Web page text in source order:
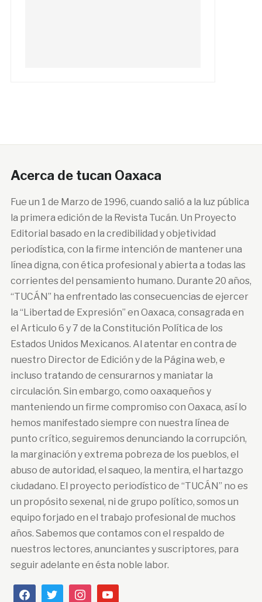
Acerca de tucan Oaxaca
Fue un 1 de Marzo de 1996, cuando salió a la luz pública
la primera edición de la Revista Tucán. Un Proyecto
Editorial basado en la credibilidad y objetividad
periodística, con la firme intención de mantener una
línea digna, con ética profesional y abierta a todas las
corrientes del pensamiento humano. Durante 20 años,
“TUCÁN” ha enfrentado las consecuencias de ejercer
la “Libertad de Expresión” en Oaxaca, consagrada en
el Articulo 6 y 7 de la Constitución Política de los
Estados Unidos Mexicanos. Al atentar en contra de
nuestro Director de Edición y de la Página web, e
incluso tratando de censurarnos y maniatar la
circulación. Sin embargo, como oaxaqueños y
manteniendo un firme compromiso con Oaxaca, así lo
hemos manifestado siempre con nuestra línea de
punto crítico, seguiremos denunciando la corrupción,
la marginación y extrema pobreza de los pueblos, el
abuso de autoridad, el saqueo, la mentira, el hartazgo
ciudadano. El proyecto periodístico de “TUCÁN” no es
un propósito sexenal, ni de grupo político, somos un
equipo forjado en el trabajo profesional de muchos
años. Sabemos que contamos con el respaldo de
nuestros lectores, anunciantes y suscriptores, para
seguir adelante en ésta noble labor.